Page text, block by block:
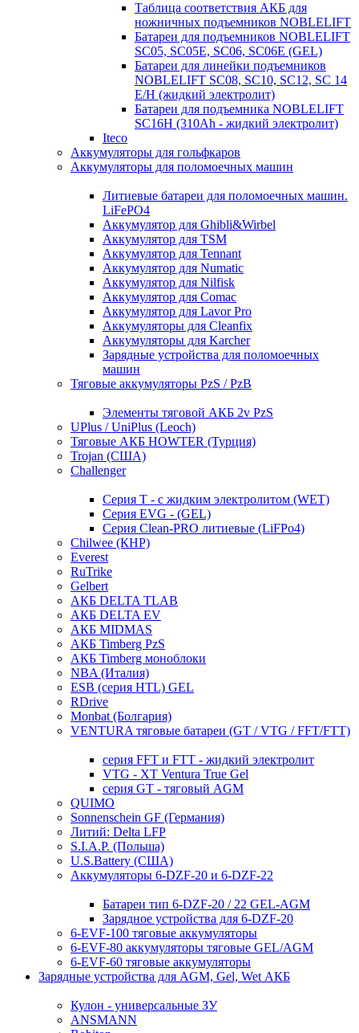
Таблица соответствия АКБ для
ножничных подъемников NOBLELIFT
Батареи для подъемников NOBLELIFT
SC05, SC05E, SC06, SC06E (GEL)
Батареи для линейки подъемников
NOBLELIFT SC08, SC10, SC12, SC 14
E/H (жидкий электролит)
Батареи для подъемника NOBLELIFT
SC16H (310Ah - жидкий электролит)
Iteco
Аккумуляторы для гольфкаров
Аккумуляторы для поломоечных машин
Литиевые батареи для поломоечных машин.
LiFePO4
Аккумулятор для Ghibli&Wirbel
Аккумулятор для TSM
Аккумулятор для Tennant
Аккумулятор для Numatic
Аккумулятор для Nilfisk
Аккумулятор для Comac
Аккумулятор для Lavor Pro
Аккумуляторы для Cleanfix
Аккумуляторы для Karcher
Зарядные устройства для поломоечных
машин
Тяговые аккумуляторы PzS / PzB
Элементы тяговой АКБ 2v PzS
UPlus / UniPlus (Leoch)
Тяговые АКБ HOWTER (Турция)
Trojan (США)
Challenger
Серия T - с жидким электролитом (WET)
Серия EVG - (GEL)
Серия Clean-PRO литиевые (LiFPo4)
Chilwee (КНР)
Everest
RuTrike
Gelbert
АКБ DELTA TLAB
АКБ DELTA EV
АКБ MIDMAS
АКБ Timberg PzS
АКБ Timberg моноблоки
NBA (Италия)
ESB (серия HTL) GEL
RDrive
Monbat (Болгария)
VENTURA тяговые батареи (GT / VTG / FFT/FTT)
серия FFT и FTT - жидкий электролит
VTG - XT Ventura True Gel
серия GT - тяговый AGM
QUIMO
Sonnenschein GF (Германия)
Литий: Delta LFP
S.I.A.P. (Польша)
U.S.Battery (США)
Аккумуляторы 6-DZF-20 и 6-DZF-22
Батареи тип 6-DZF-20 / 22 GEL-AGM
Зарядное устройства для 6-DZF-20
6-EVF-100 тяговые аккумуляторы
6-EVF-80 аккумуляторы тяговые GEL/AGM
6-EVF-60 тяговые аккумуляторы
Зарядные устройства для AGM, Gel, Wet АКБ
Кулон - универсальные ЗУ
ANSMANN